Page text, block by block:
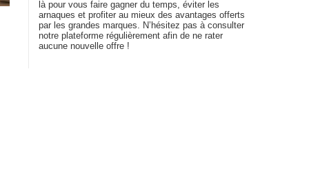
là pour vous faire gagner du temps, éviter les
arnaques et profiter au mieux des avantages offerts
par les grandes marques. N’hésitez pas à consulter
notre plateforme régulièrement afin de ne rater
aucune nouvelle offre !